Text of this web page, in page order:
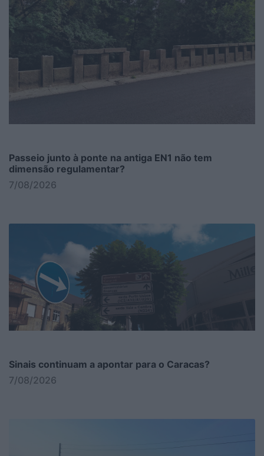
Passeio junto à ponte na antiga EN1 não tem
dimensão regulamentar?
7/08/2026
Sinais continuam a apontar para o Caracas?
7/08/2026